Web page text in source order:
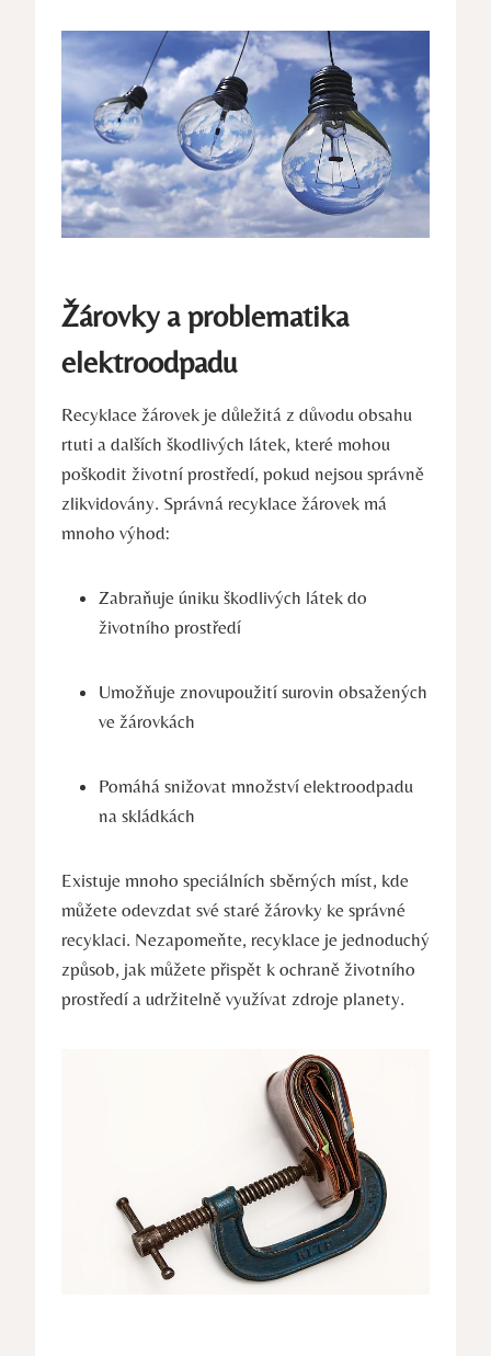
Žárovky a problematika
elektroodpadu
Recyklace žárovek je důležitá z důvodu obsahu
rtuti a dalších škodlivých látek, které mohou
poškodit životní prostředí, pokud nejsou správně
zlikvidovány. Správná recyklace žárovek má
mnoho výhod:
Zabraňuje úniku škodlivých látek do
životního prostředí
Umožňuje znovupoužití surovin obsažených
ve žárovkách
Pomáhá snižovat množství elektroodpadu
na skládkách
Existuje mnoho speciálních sběrných míst, kde
můžete odevzdat své staré žárovky ke správné
recyklaci. Nezapomeňte, recyklace je jednoduchý
způsob, jak můžete přispět k ochraně životního
prostředí a udržitelně využívat zdroje planety.